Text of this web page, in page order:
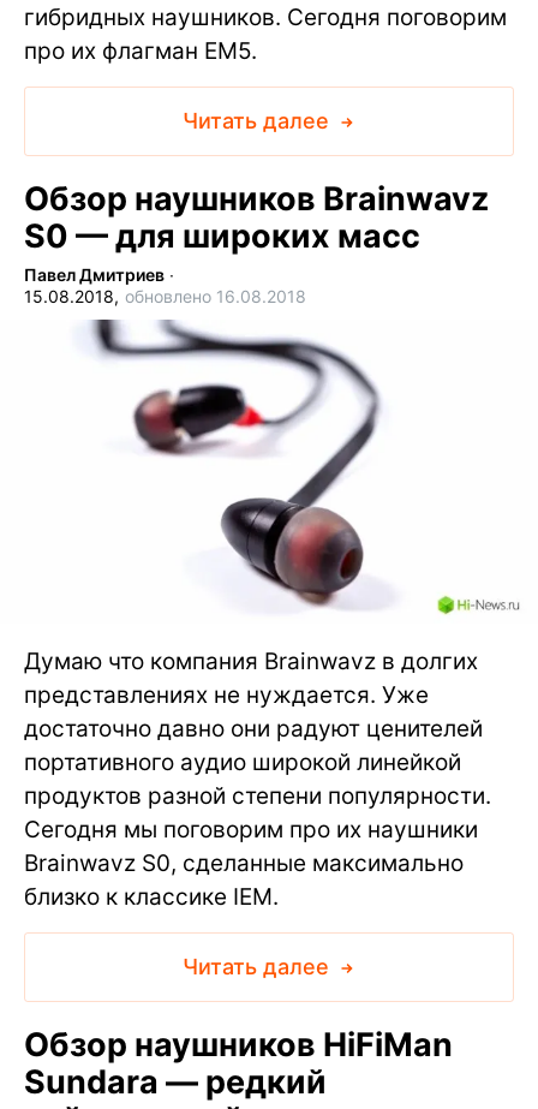
гибридных наушников. Сегодня поговорим
про их флагман EM5.
Читать далее
Обзор наушников Brainwavz
S0 — для широких масс
Павел Дмитриев ∙
15.08.2018, обновлено 16.08.2018
Думаю что компания Brainwavz в долгих
представлениях не нуждается. Уже
достаточно давно они радуют ценителей
портативного аудио широкой линейкой
продуктов разной степени популярности.
Сегодня мы поговорим про их наушники
Brainwavz S0, сделанные максимально
близко к классике IEM.
Читать далее
Обзор наушников HiFiMan
Sundara — редкий